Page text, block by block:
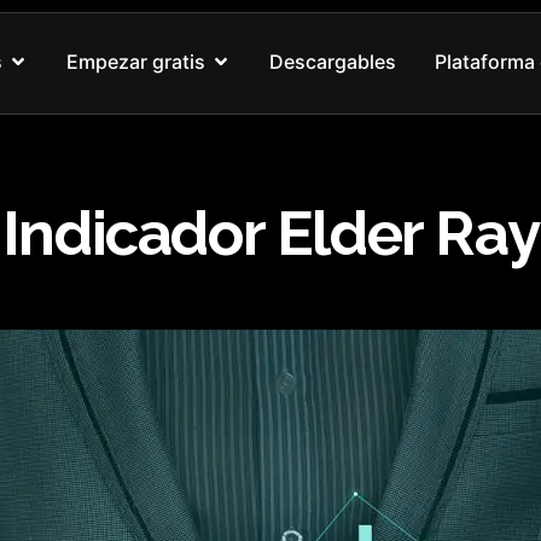
Abrir Nuestros cursos
Empezar gratis Abrir Empezar gratis
Descargables Plataforma
Indicador Elder Ray